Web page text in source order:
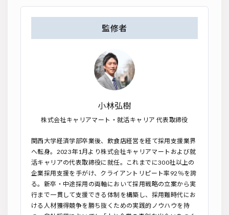
監修者
小林弘樹
株式会社キャリアマート・就活キャリア 代表取締役
関西大学経済学部卒業後、飲食店経営を経て採用支援業界
へ転身。2023年1月より株式会社キャリアマートおよび就
活キャリアの代表取締役に就任。これまでに300社以上の
企業採用支援を手がけ、クライアントリピート率92％を誇
る。新卒・中途採用の両軸において採用戦略の立案から実
行まで一貫して支援できる体制を構築し、採用難時代にお
ける人材獲得競争を勝ち抜くための実践的ノウハウを持